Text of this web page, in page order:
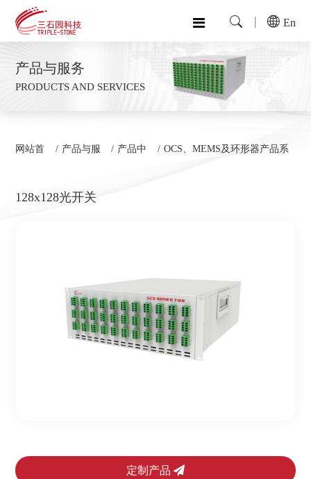
En
产品与服务
PRODUCTS AND SERVICES
网站首 产品与服 产品中 OCS、MEMS及环形器产品系
128x128光开关
定制产品